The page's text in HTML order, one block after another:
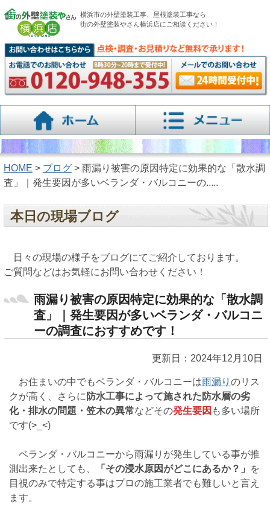
横浜市の外壁塗装工事、屋根塗装工事なら
街の外壁塗装やさん横浜店にご相談ください！
HOME > ブログ> 雨漏り被害の原因特定に効果的な「散水調
査」｜発生要因が多いベランダ・バルコニーの.....
本日の現場ブログ
日々の現場の様子をブログにてご紹介しております。
ご質問などはお気軽にお問い合わせください！
雨漏り被害の原因特定に効果的な「散水調
査」｜発生要因が多いベランダ・バルコニ
ーの調査におすすめです！
更新日：2024年12月10日
お住まいの中でもベランダ・バルコニーは雨漏り のリス
クが高く、さらに 防水工事によって施された防水層の劣
化・排水の問題・笠木の異常などその発生要因 も多い場所
です(>_<)
ベランダ・バルコニーから雨漏りが発生している事が推
測出来たとしても、
「その浸水原因がどこにあるか？」
を
目視のみで特定する事はプロの施工業者でも難しいと言え
ます。